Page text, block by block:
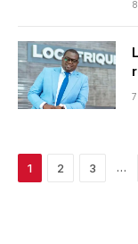
1 2 3 …